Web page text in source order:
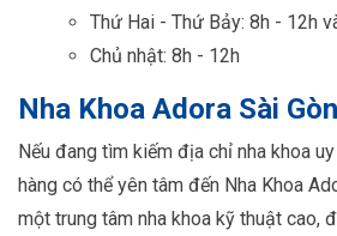
Thứ Hai - Thứ Bảy: 8h - 12h
Chủ nhật: 8h - 12h
Nha Khoa Adora Sài Gòn
Nếu đang tìm kiếm địa chỉ nha khoa
hàng có thể yên tâm đến Nha Khoa
một trung tâm nha khoa kỹ thuật cao,